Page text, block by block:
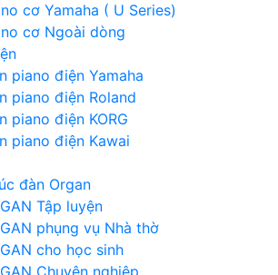
cơ Yamaha ( U Series)
cơ Ngoài dòng
piano điện Yamaha
piano điện Roland
piano điện KORG
piano điện Kawai
đàn Organ
Tập luyện
phụng vụ Nhà thờ
cho học sinh
Chuyên nghiệp